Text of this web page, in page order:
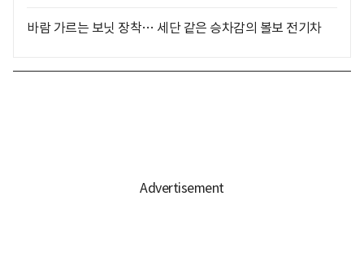
바람 가르는 보닛 장착… 세단 같은 승차감의 볼보 전기차